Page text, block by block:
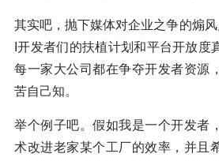
其实吧，抛下媒体对企业之争的煽
I开发者们的扶植计划和平台开放度
每一家大公司都在争夺开发者资源
苦自己知。
举个例子吧。假如我是一个开发者
术改进老家某个工厂的效率，并且